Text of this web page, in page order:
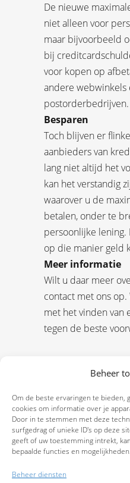
Beheer
Om de beste ervaringen te bieden,
cookies om informatie over je
Door in te stemmen met deze
surfgedrag of unieke ID's op deze
geeft of uw toestemming intrekt,
bepaalde functies en mogelijkheden.
Beheer diensten
De nieuwe
niet alleen voor
maar bijvoorbeeld
bij
voor kopen op
andere webwinkels
postorderbedrijven.
Besparen
Toch blijven er
aanbieders van
lang niet altijd het
kan het verstandig
waarover u de
betalen, onder te
persoonlijke lening.
op die manier geld
Meer informatie
Wilt u daar meer
contact met ons
met het vinden van
tegen de beste